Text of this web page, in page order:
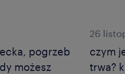
pogrzeb
możesz
26
czym
trwa?